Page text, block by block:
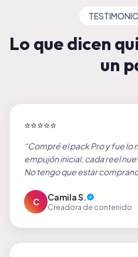
Lo que dicen
un
⭐⭐⭐⭐⭐
“Compré el pack Pro y fue lo
empujón inicial, cada reel
No tengo que estar
C Camila S.
Creadora de contenido